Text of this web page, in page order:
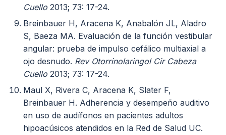
Cuello 2013; 73: 17-24.
Breinbauer H, Aracena K, Anabalón JL, Aladro
S, Baeza MA. Evaluación de la función vestibular
angular: prueba de impulso cefálico multiaxial a
ojo desnudo. Rev Otorrinolaringol Cir Cabeza
Cuello 2013; 73: 17-24.
Maul X, Rivera C, Aracena K, Slater F,
Breinbauer H. Adherencia y desempeño auditivo
en uso de audífonos en pacientes adultos
hipoacúsicos atendidos en la Red de Salud UC.